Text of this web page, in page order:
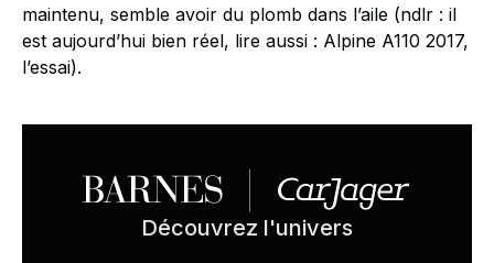
maintenu, semble avoir du plomb dans l’aile (ndlr : il
est aujourd’hui bien réel, lire aussi : Alpine A110 2017,
l’essai).
Découvrez l'univers